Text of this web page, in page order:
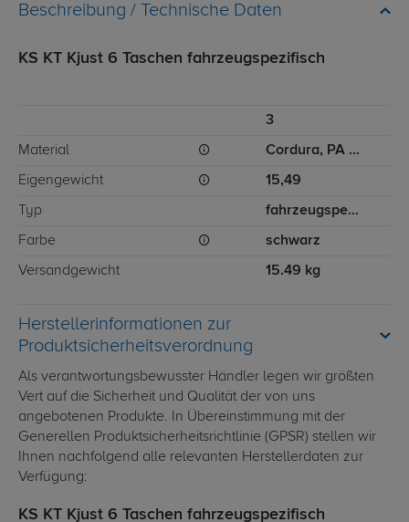
Technische Daten
KS KT Kjust 6 Taschen fahrzeugspezifisch
3
Material Cordura, PA (Polyamid), PU (Polyurethan)
Eigengewicht 15,49
Typ fahrzeugspezifisch
Farbe schwarz
Versandgewicht 15.49 kg
Herstellerinformationen zur
Produktsicherheitsverordnung
Als verantwortungsbewusster Händler legen wir größten
Vert auf die Sicherheit und Qualität der von uns
angebotenen Produkte. In Übereinstimmung mit der
Generellen Produktsicherheitsrichtlinie (GPSR) stellen wir
Ihnen nachfolgend alle relevanten Herstellerdaten zur
Verfügung:
KS KT Kjust 6 Taschen fahrzeugspezifisch